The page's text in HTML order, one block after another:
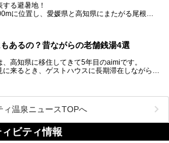
する避暑地！
に位置し、愛媛県と高知県にまたがる尾根沿
所。
お風呂）がありません。
ターおすすめの３つの温泉をご紹介します。
なければ、温泉に入ってから向かうことをオスス
寄り温泉でも車で４０分、山を降りていかねばな
らね…！！
翌日キャンプ帰りに立ち寄るのもおすすめです。
あるの？昔ながらの老舗銭湯4選
、高知県に移住してきて5年目のaimiです。
に来るとき、ゲストハウスに長期滞在しながら観
うと、高知県の人口の半分が集まっているにぎや
ジがある方も多いかと思いますが、昔ながらの老
っこうな数あるのですよ。
いながら、元気に営業中なので観光がてら訪問し
かがでしょう？
ィ温泉ニュースTOPへ
ビティ情報